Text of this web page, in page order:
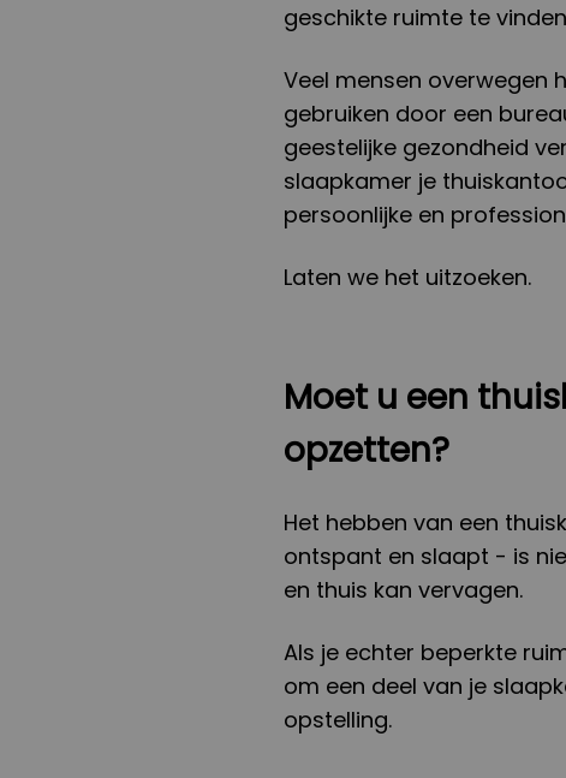
geschikte ruimte te
Veel mensen overwegen
gebruiken door een
geestelijke gezondheid
slaapkamer je
persoonlijke en
Laten we het uitzoeken.
Moet u een
opzetten?
Het hebben van een
ontspant en slaapt - is
en thuis kan vervagen.
Als je echter beperkte
om een deel van je
opstelling.